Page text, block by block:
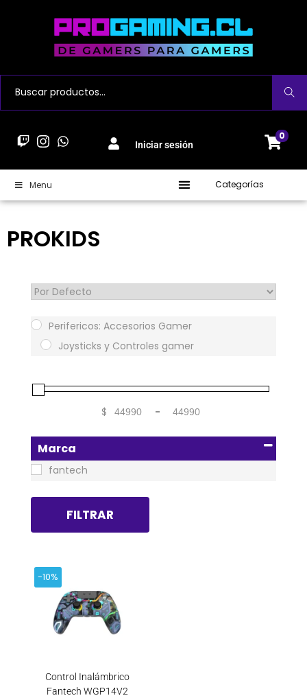
Buscar
Iniciar sesión
0
Menu Categorías
PROKIDS
Sort Products
Perifericos: Accesorios Gamer
Joysticks y Controles gamer
$ -
Marca
fantech
FILTRAR
-10%
Control Inalámbrico
Fantech WGP14V2